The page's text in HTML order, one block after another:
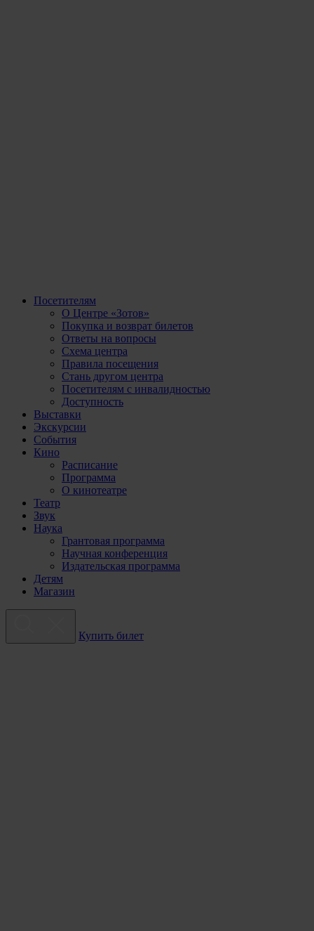
Посетителям
О Центре «Зотов»
Покупка и возврат билетов
Ответы на вопросы
Схема центра
Правила посещения
Стань другом центра
Посетителям с инвалидностью
Доступность
Выставки
Экскурсии
События
Кино
Расписание
Программа
О кинотеатре
Театр
Звук
Наука
Грантовая программа
Научная конференция
Издательская программа
Детям
Магазин
Купить билет